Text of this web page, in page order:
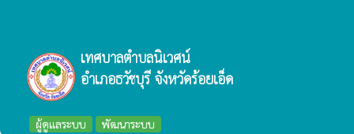
เทศบาลตำบลนิเวศน์
อำเภอธวัชบุรี จังหวัดร้อยเอ็ด
ผู้ดูแลระบบ พัฒนาระบบ